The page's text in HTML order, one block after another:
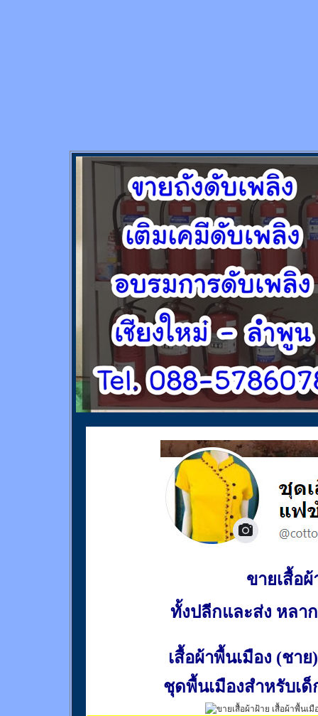
ขายเสื้อผ้
ทั้งปลีกและส่ง หลา
เสื้อผ้าพื้นเมือง (ชาย)
ชุดพื้นเมืองสำหรับเด็